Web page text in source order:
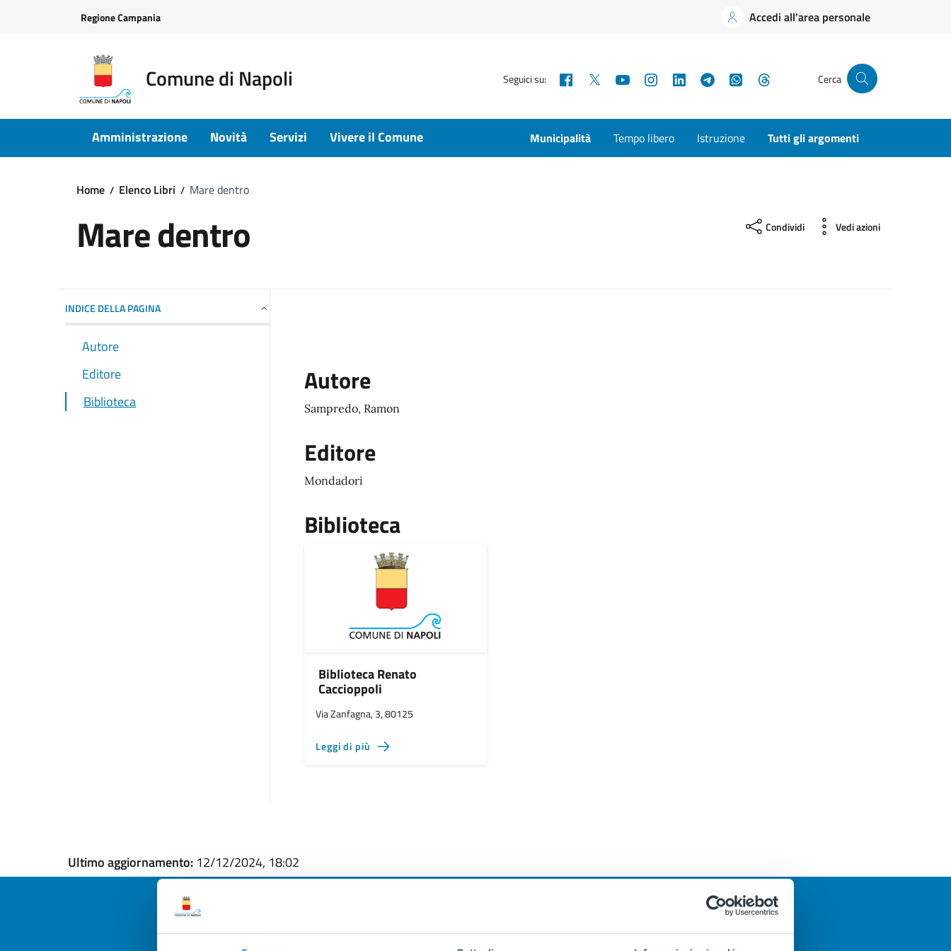
Regione Campania Accedi all'area personale
Comune di Napoli Seguici su: Facebook YouTubeInstagramLinkedInTelegramWhatsApp Cerca
Amministrazione Novità Servizi Vivere il Comune Municipalità Tempo libero Istruzione Tutti gli argomenti
Home Elenco Libri Mare dentro
Mare dentro Condividi Vedi azioni
INDICE DELLA PAGINA
Autore
Editore
Biblioteca
Autore
Sampredo, Ramon
Editore
Mondadori
Biblioteca
Biblioteca Renato
Caccioppoli
Via Zanfagna, 3, 80125
Leggi di più
Ultimo aggiornamento: 12/12/2024, 18:02